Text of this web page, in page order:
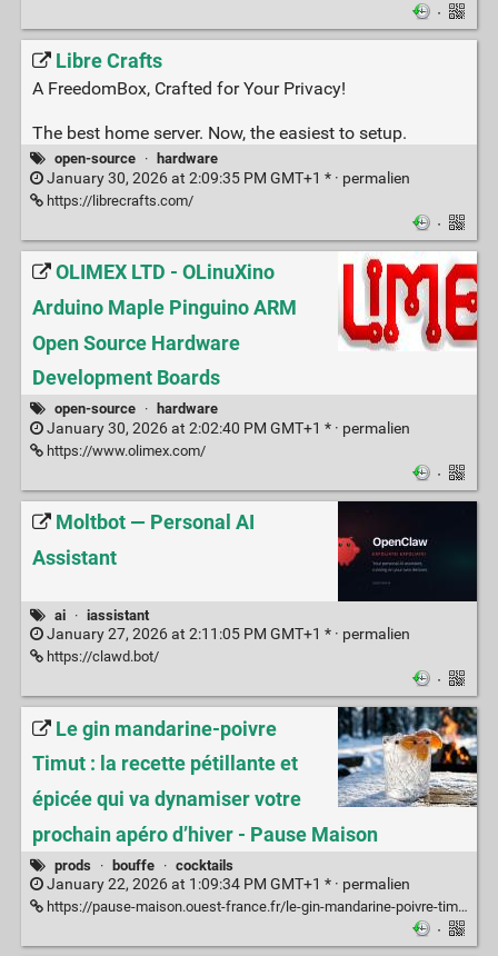
·
Libre Crafts
A FreedomBox, Crafted for Your Privacy!
The best home server. Now, the easiest to setup.
open-source · hardware
January 30, 2026 at 2:09:35 PM GMT+1 * · permalien
https://librecrafts.com/
·
OLIMEX LTD - OLinuXino
Arduino Maple Pinguino ARM
Open Source Hardware
Development Boards
open-source · hardware
January 30, 2026 at 2:02:40 PM GMT+1 * · permalien
https://www.olimex.com/
·
Moltbot — Personal AI
Assistant
ai · iassistant
January 27, 2026 at 2:11:05 PM GMT+1 * · permalien
https://clawd.bot/
·
Le gin mandarine-poivre
Timut : la recette pétillante et
épicée qui va dynamiser votre
prochain apéro d’hiver - Pause Maison
prods · bouffe · cocktails
January 22, 2026 at 1:09:34 PM GMT+1 * · permalien
https://pause-maison.ouest-france.fr/le-gin-mandarine-poivre-timut-la-recette-petillante-et-epicee-qui-va-dynamiser-votre-prochain-apero-dhiver/
·